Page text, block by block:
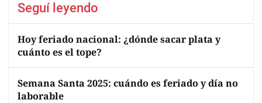
Seguí leyendo
Hoy feriado nacional: ¿dónde sacar plata y
cuánto es el tope?
Semana Santa 2025: cuándo es feriado y día no
laborable